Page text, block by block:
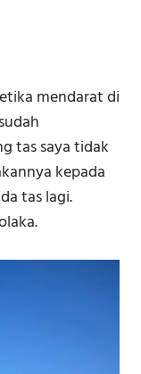
mendarat di
tas saya tidak
kepada
tas lagi.